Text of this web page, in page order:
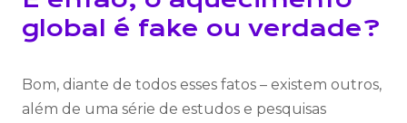
global é fake ou verdade?
Bom, diante de todos esses fatos – existem outros,
além de uma série de estudos e pesquisas